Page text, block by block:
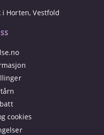
Horten, Vestfold
cookies